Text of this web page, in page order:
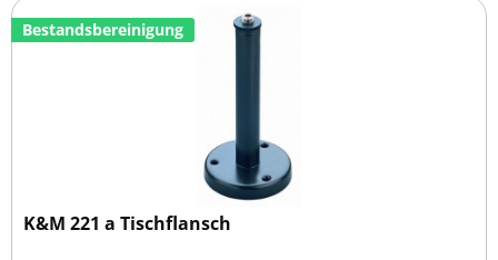
Bestandsbereinigung
K&M 221 a Tischflansch